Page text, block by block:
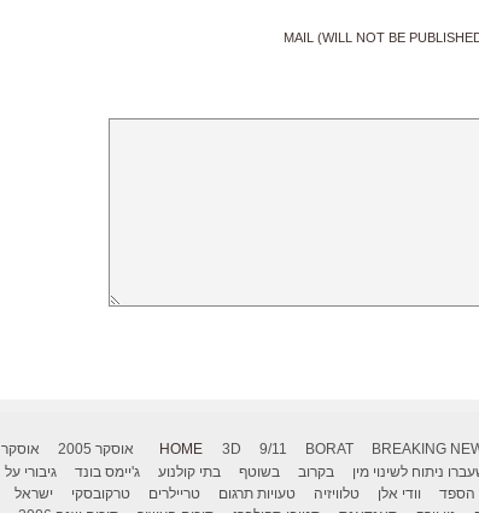
MAIL (WILL NOT BE
HOME 3D 9/11 BORAT BREAKING אוסקר 2005 אוסקר 2006
ניתוח לשינוי מין בקרוב בשוטף בתי קולנוע ג'יימס בונד גיבורי על
הספד וודי אלן טלוויזיה טעויות תרגום טריילרים טרקובסקי ישראל